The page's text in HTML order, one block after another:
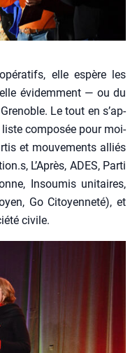
elle espère les
évi­dem­ment — ou du
Le tout en s’ap­
liste com­po­sée pour moi­
et mou­ve­ments alliés
L’A­près, ADES, Par­ti
Insou­mis uni­taires,
Go Citoyen­ne­té), et
civile.